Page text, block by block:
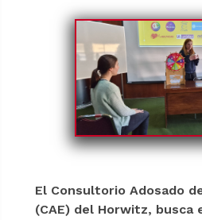
El Consultorio Adosado
(CAE) del Horwitz, busca